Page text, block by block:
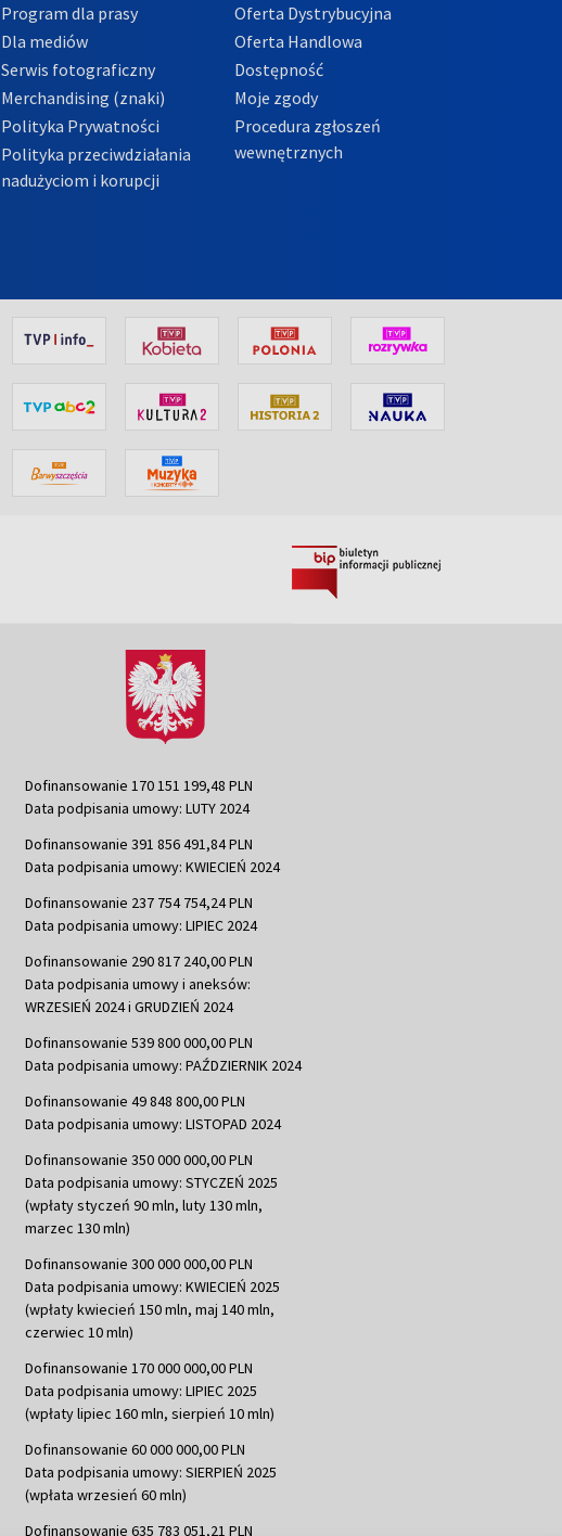
Program dla prasy
Dla mediów
Serwis fotograficzny
Merchandising (znaki)
Polityka Prywatności
Polityka przeciwdziałania
nadużyciom i korupcji
Oferta Dystrybucyjna
Oferta Handlowa
Dostępność
Moje zgody
Procedura zgłoszeń
wewnętrznych
Dofinansowanie 170 151 199,48 PLN
Data podpisania umowy: LUTY 2024
Dofinansowanie 391 856 491,84 PLN
Data podpisania umowy: KWIECIEŃ 2024
Dofinansowanie 237 754 754,24 PLN
Data podpisania umowy: LIPIEC 2024
Dofinansowanie 290 817 240,00 PLN
Data podpisania umowy i aneksów:
WRZESIEŃ 2024 i GRUDZIEŃ 2024
Dofinansowanie 539 800 000,00 PLN
Data podpisania umowy: PAŹDZIERNIK 2024
Dofinansowanie 49 848 800,00 PLN
Data podpisania umowy: LISTOPAD 2024
Dofinansowanie 350 000 000,00 PLN
Data podpisania umowy: STYCZEŃ 2025
(wpłaty styczeń 90 mln, luty 130 mln,
marzec 130 mln)
Dofinansowanie 300 000 000,00 PLN
Data podpisania umowy: KWIECIEŃ 2025
(wpłaty kwiecień 150 mln, maj 140 mln,
czerwiec 10 mln)
Dofinansowanie 170 000 000,00 PLN
Data podpisania umowy: LIPIEC 2025
(wpłaty lipiec 160 mln, sierpień 10 mln)
Dofinansowanie 60 000 000,00 PLN
Data podpisania umowy: SIERPIEŃ 2025
(wpłata wrzesień 60 mln)
Dofinansowanie 635 783 051,21 PLN